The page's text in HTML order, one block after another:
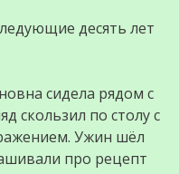
десять лет
сидела рядом с
скользил по столу с
Ужин шёл
про рецепт